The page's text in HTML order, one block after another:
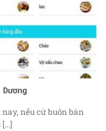
nếu cứ buôn bán